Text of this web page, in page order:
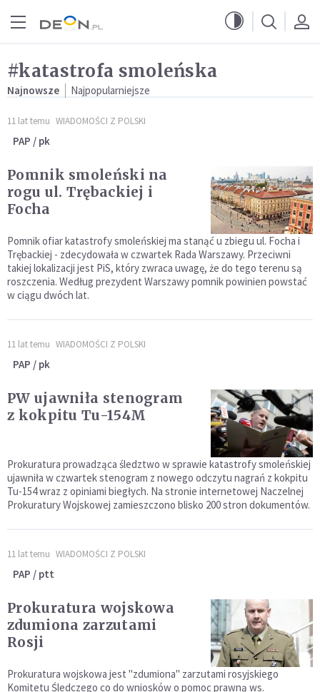
#katastrofa smoleńska
Najnowsze Najpopularniejsze
11 lat temu WIADOMOŚCI Z POLSKI
PAP / pk
Pomnik smoleński na
rogu ul. Trębackiej i
Focha
Pomnik ofiar katastrofy smoleńskiej ma stanąć u zbiegu ul. Focha i
Trębackiej - zdecydowała w czwartek Rada Warszawy. Przeciwni
takiej lokalizacji jest PiS, który zwraca uwagę, że do tego terenu są
roszczenia. Według prezydent Warszawy pomnik powinien powstać
w ciągu dwóch lat.
11 lat temu WIADOMOŚCI Z POLSKI
PAP / pk
PW ujawniła stenogram
z kokpitu Tu-154M
Prokuratura prowadząca śledztwo w sprawie katastrofy smoleńskiej
ujawniła w czwartek stenogram z nowego odczytu nagrań z kokpitu
Tu-154 wraz z opiniami biegłych. Na stronie internetowej Naczelnej
Prokuratury Wojskowej zamieszczono blisko 200 stron dokumentów.
11 lat temu WIADOMOŚCI Z POLSKI
PAP / ptt
Prokuratura wojskowa
zdumiona zarzutami
Rosji
Prokuratura wojskowa jest "zdumiona" zarzutami rosyjskiego
Komitetu Śledczego co do wniosków o pomoc prawną ws.